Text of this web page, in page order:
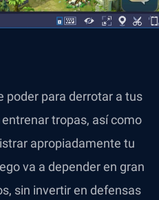
poder para derrotar a tus
tropas, así como
apropiadamente tu
va a depender en gran
sin invertir en defensas